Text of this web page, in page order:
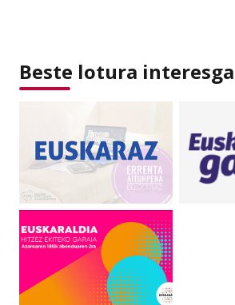
Beste lotura